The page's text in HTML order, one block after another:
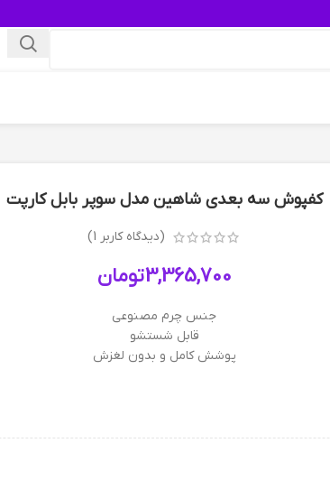
کفپوش سه بعدی شاهین مدل سوپر بابل کارپت
(دیدگاه کاربر 1
)
3,365,700تومان
جنس چرم مصنوعی
قابل شستشو
پوشش کامل و بدون لغزش